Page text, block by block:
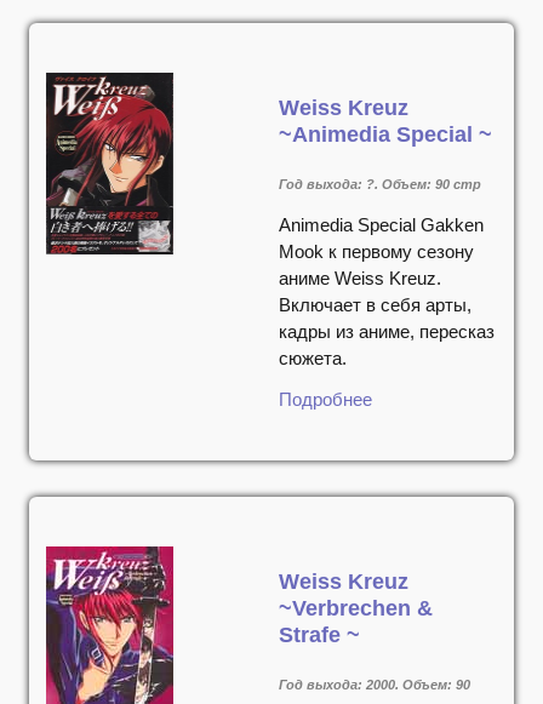
Weiss Kreuz
~Animedia Special ~
Год выхода: ?. Объем: 90 стр
Animedia Special Gakken
Mook к первому сезону
аниме Weiss Kreuz.
Включает в себя арты,
кадры из аниме, пересказ
сюжета.
Подробнее
Weiss Kreuz
~Verbrechen &
Strafe ~
Год выхода: 2000. Объем: 90